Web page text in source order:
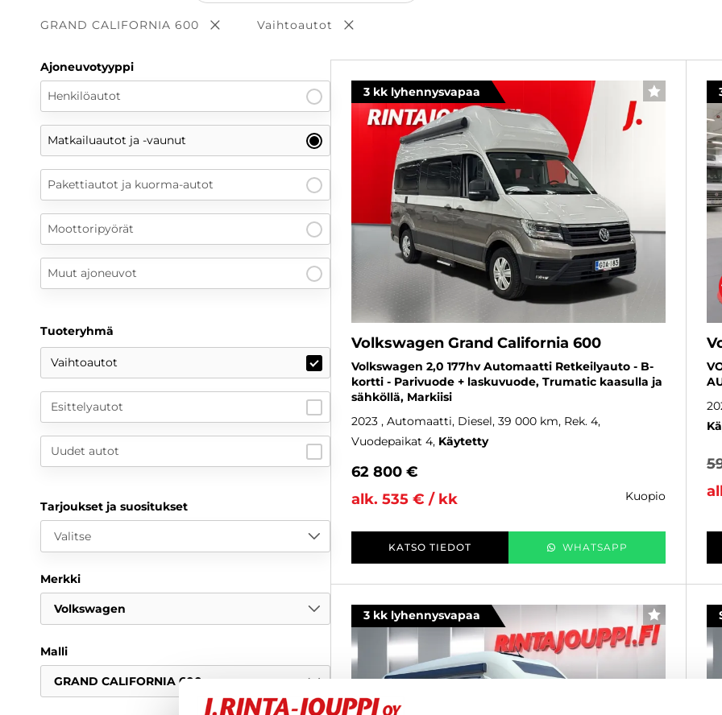
GRAND CALIFORNIA 600 Poista valinta
Vaihtoautot Poista valinta
Ajoneuvotyyppi
Henkilöautot
Matkailuautot ja -vaunut
Pakettiautot ja kuorma-autot
Moottoripyörät
Muut ajoneuvot
Tuoteryhmä
Vaihtoautot
Esittelyautot
Uudet autot
Tarjoukset ja suositukset
Valitse
Merkki
Volkswagen
Malli
GRAND CALIFORNIA 600
3 kk lyhennysvapaa SUOSIKKI
Volkswagen Grand California 600
Volkswagen 2,0 177hv Automaatti Retkeilyauto - B-
kortti - Parivuode + laskuvuode, Trumatic kaasulla ja
sähköllä, Markiisi
2023 , Automaatti, Diesel, 39 000 km, Rek. 4,
Vuodepaikat 4 Käytetty
62 800 €
alk. 535 € / kk
kuopio
KATSO TIEDOT WHATSAPP
3 kk lyhennysvapaa SUOSIKKI